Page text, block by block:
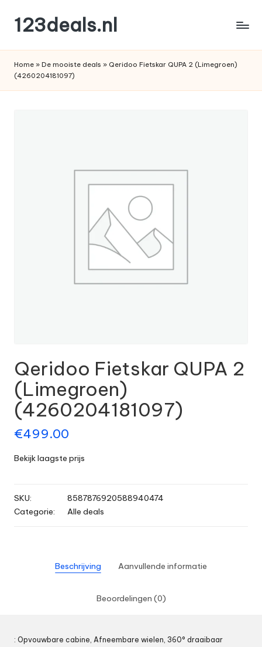
de
inhoud
123deals.nl
deals
Home » De mooiste deals » Qeridoo Fietskar QUPA 2 (Limegroen)
(4260204181097)
Qeridoo Fietskar QUPA 2
(Limegroen)
(4260204181097)
€499.00
Bekijk laagste prijs
SKU:
8587876920588940474
Categorie:
Alle deals
Beschrijving Aanvullende informatie
Beoordelingen (0)
: Opvouwbare cabine, Afneembare wielen, 360° draaibaar